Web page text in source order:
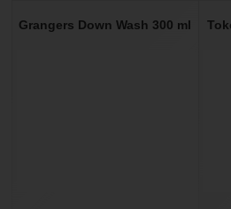
Nebyla přidána
Grangers Down Wash 300 ml